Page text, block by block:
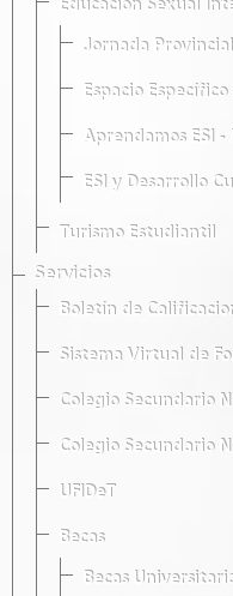
Educación Sexual
Jornada
Espacio Específico
Aprendamos ESI
ESI y Desarrollo
Turismo Estudiantil
Servicios
Boletín de
Sistema Virtual de
Colegio Secundario
Colegio Secundario
UFIDeT
Becas
Becas